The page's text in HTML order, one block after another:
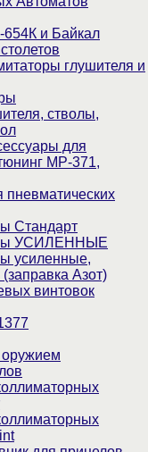
и Байкал
глушителя и
стволы,
для
МР-371,
Стандарт
УСИЛЕННЫЕ
усиленные,
Азот)
винтовок
оружием